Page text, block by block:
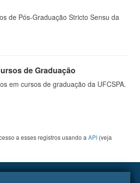
de Pós-Graduação Stricto Sensu da
de Graduação
em cursos de graduação da UFCSPA.
a esses registros usando a API (veja